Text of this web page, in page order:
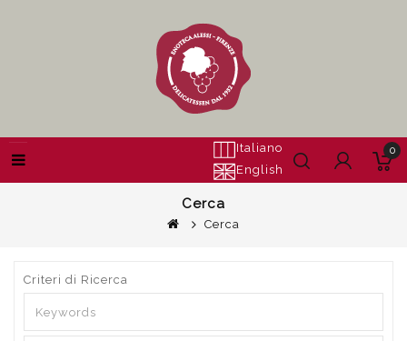
Italiano
English
0
Cerca
Cerca
Criteri di Ricerca